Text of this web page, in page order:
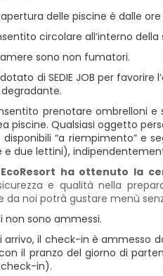
arrivo, il check-in è ammesso
il pranzo del giorno di
in).
non sono ammessi.
EcoResort ha ottenuto la
e qualità nella
da noi potrà gustare menù
prenotare ombrelloni
piscine. Qualsiasi oggetto
“a riempimento” e
e due lettini),
di SEDIE JOB per
sono non fumatori.
circolare all’interno
apertura delle piscine è dalle